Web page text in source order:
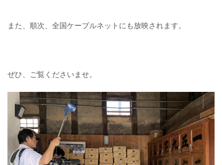
また、順次、全国ケーブルネットにも放映されます。
ぜひ、ご覧くださいませ。